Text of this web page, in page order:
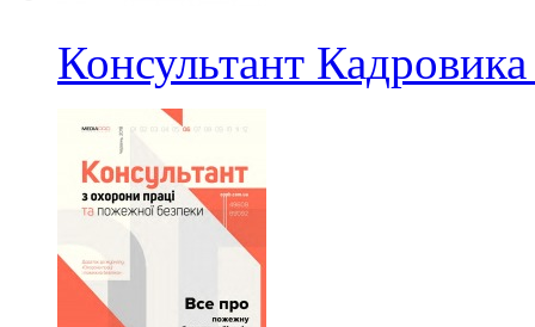
Консультант Кадровика